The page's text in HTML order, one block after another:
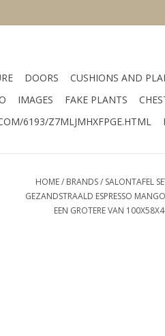
DOORS CUSHIONS AND
IMAGES FAKE PLANTS
6193/Z7MLJMHXFPGE.HTML
HOME/ BRANDS/ SALONTAFEL
GEZANDSTRAALD ESPRESSO
EEN GROTERE VAN